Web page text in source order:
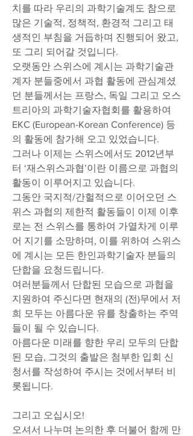
치를 따라 우리의 과학기술계도 참으로
많은 기술적, 정책적, 환경적 그리고 태
생적인 부침을 거듭하며 진행되어 왔고,
또 그리 되어갈 것입니다.
오랫동안 스위스에 계시는 과학기술관
계자 분들중에서 과협 활동에 관심계셨
던 분들께서는 프랑스, 독일 그리고 오스
트리아의 과학기술자협회를 활용하여
EKC (European-Korean Conference) 등
의 활동에 참가해 오고 있었습니다.
그러나 이제는 스위스에서도 2012년부
터 ‘재스위스과협’이란 이름으로 과협의
활동이 이루어지고 있습니다.
그동안 국지적/간헐적으로 이어오던 스
위스 과협의 제한적 활동들이 이제 이후
로는 전 스위스를 통하여 가열차게 이루
어 지기를 소망하며, 이를 위하여 스위스
에 계시는 모든 한인과학기술자 분들의
단합을 요청드립니다.
여러분들께서 단합된 모습으로 과협을
지원하여 주신다면 현재의 (전)무에서 저
희 모두는 아름다운 유를 창출하는 주역
들이 될 수 있습니다.
아름다운 미래를 향한 우리 모두의 단합
된 모습, 그것의 출발은 첨부한 입회 신
청서를 작성하여 주시는 것에서부터 비
롯됩니다.
그리고 오십시오!
오셔서 나누며 논의한 후 더불어 함께 만